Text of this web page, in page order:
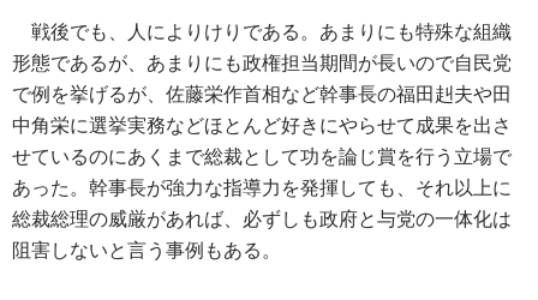
戦後でも、人によりけりである。あまりにも特殊な組織
形態であるが、あまりにも政権担当期間が長いので自民党
で例を挙げるが、佐藤栄作首相など幹事長の福田赳夫や田
中角栄に選挙実務などほとんど好きにやらせて成果を出さ
せているのにあくまで総裁として功を論じ賞を行う立場で
あった。幹事長が強力な指導力を発揮しても、それ以上に
総裁総理の威厳があれば、必ずしも政府と与党の一体化は
阻害しないと言う事例もある。